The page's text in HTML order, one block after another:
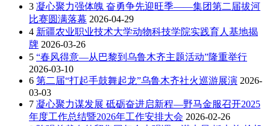
3 凝心聚力强体魄 奋勇争先迎旺季——集团第二届拔河
比赛圆满落幕 2026-04-29
4 新疆农业职业技术大学动物科技学院实践育人基地揭
牌 2026-03-26
5 “春风得意—从巴黎到乌鲁木齐主题活动”隆重举行
2026-03-10
6 第二届“打起手鼓舞起龙”乌鲁木齐社火巡游展演 2026-
03-03
7 凝心聚力谋发展 砥砺奋进启新程—野马金服召开2025
年度工作总结暨2026年工作安排大会 2026-02-26